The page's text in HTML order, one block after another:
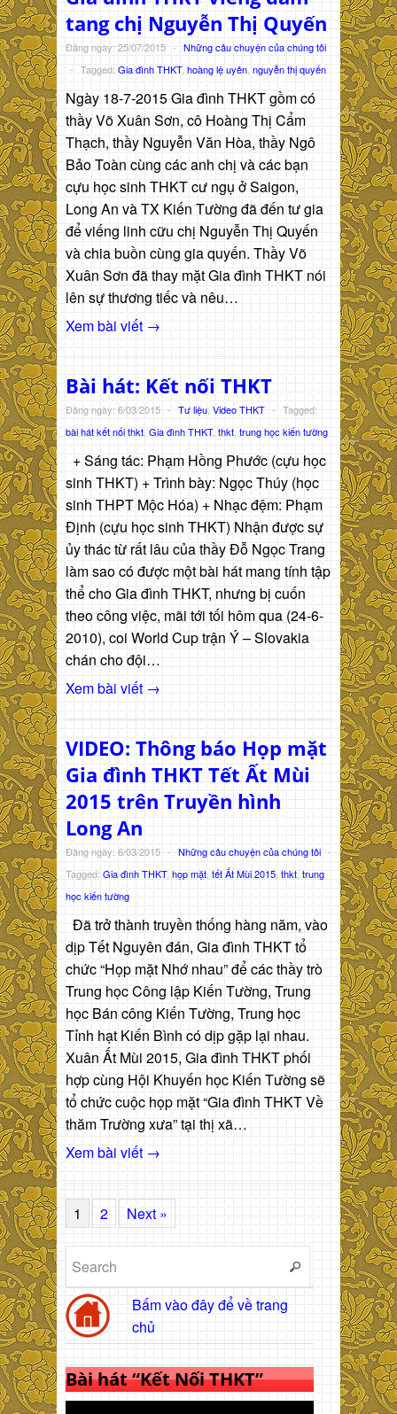
tang chị Nguyễn Thị Quyến
Đăng ngày: 25/07/2015 - Những câu chuyện của chúng tôi
- Tagged: Gia đình THKT, hoàng lệ uyên nguyễn thị quyến
Ngày 18-7-2015 Gia đình THKT gồm có
thầy Võ Xuân Sơn, cô Hoàng Thị Cẩm
Thạch, thầy Nguyễn Văn Hòa, thầy Ngô
Bảo Toàn cùng các anh chị và các bạn
cựu học sinh THKT cư ngụ ở Saigon,
Long An và TX Kiến Tường đã đến tư gia
để viếng linh cữu chị Nguyễn Thị Quyến
và chia buồn cùng gia quyến. Thầy Võ
Xuân Sơn đã thay mặt Gia đình THKT nói
lên sự thương tiếc và nêu…
Xem bài viết →
Bài hát: Kết nối THKT
Đăng ngày: 6/03/2015 - Tư liệu Video THKT - Tagged:
bài hát kết nối thkt, Gia đình THKT, thkt trung học kiến tường
+ Sáng tác: Phạm Hồng Phước (cựu học
sinh THKT) + Trình bày: Ngọc Thúy (học
sinh THPT Mộc Hóa) + Nhạc đệm: Phạm
Định (cựu học sinh THKT) Nhận được sự
ủy thác từ rất lâu của thầy Đỗ Ngọc Trang
làm sao có được một bài hát mang tính tập
thể cho Gia đình THKT, nhưng bị cuốn
theo công việc, mãi tới tối hôm qua (24-6-
2010), coi World Cup trận Ý – Slovakia
chán cho đội…
Xem bài viết →
VIDEO: Thông báo Họp mặt
Gia đình THKT Tết Ất Mùi
2015 trên Truyền hình
Long An
Đăng ngày: 6/03/2015 - Những câu chuyện của chúng tôi -
Tagged: Gia đình THKT, họp mặt tết Ất Mùi 2015 thkt trung
học kiến tường
Đã trở thành truyền thống hàng năm, vào
dịp Tết Nguyên đán, Gia đình THKT tổ
chức “Họp mặt Nhớ nhau” để các thầy trò
Trung học Công lập Kiến Tường, Trung
học Bán công Kiến Tường, Trung học
Tỉnh hạt Kiến Bình có dịp gặp lại nhau.
Xuân Ất Mùi 2015, Gia đình THKT phối
hợp cùng Hội Khuyến học Kiến Tường sẽ
tổ chức cuộc họp mặt “Gia đình THKT Về
thăm Trường xưa” tại thị xã…
Xem bài viết →
1 2 Next »
Bấm vào đây để về trang
chủ
Bài hát “Kết Nối THKT”